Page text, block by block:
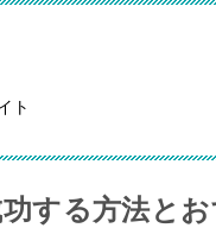
ト
する方法と